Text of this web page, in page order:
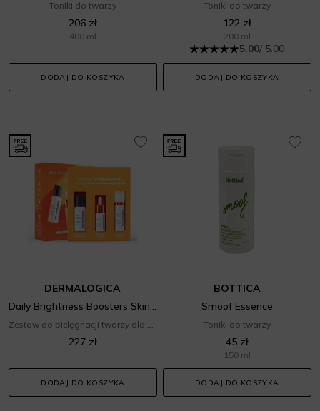
Toniki do twarzy
206 zł
400 ml
DODAJ DO KOSZYKA
Toniki do twarzy
122 zł
200 ml
5.00/ 5.00
DODAJ DO KOSZYKA
DERMALOGICA
Daily Brightness Boosters Skin Kit
Zestaw do pielęgnacji twarzy dla niej
227 zł
DODAJ DO KOSZYKA
BOTTICA
Smoof Essence
Toniki do twarzy
45 zł
150 ml
DODAJ DO KOSZYKA